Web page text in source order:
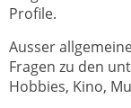
Profile.
Ausser
Fragen zu den
Hobbies, Kino,